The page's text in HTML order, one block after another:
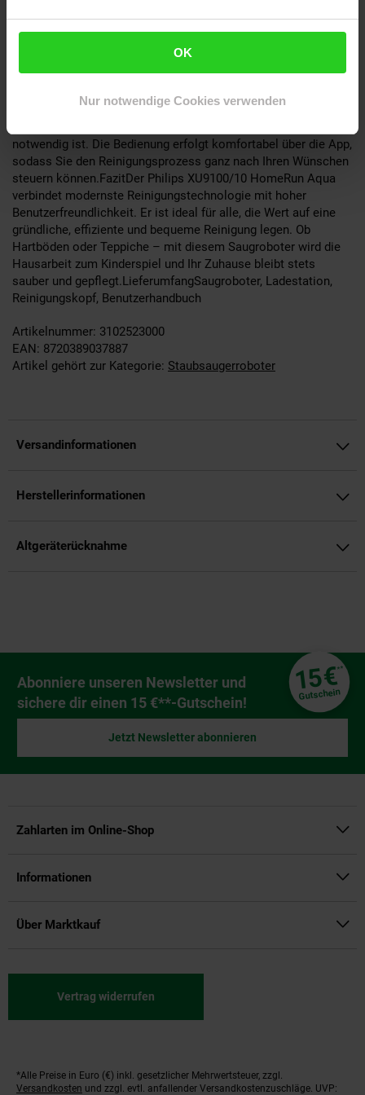
OK
Nur notwendige Cookies verwenden
EPA 11 Filter sorgt für eine hygienische Reinigung, indem er
und einfache HandhabungMit seinen kompakten Maßen von
ca. 9,8 x 36,5 x 36,7 cm passt der runde Saugroboter
problemlos unter Möbel und in enge Ecken. Das
Behältervolumen von 0,22 Litern ist ausreichend für mehrere
notwendig ist. Die Bedienung erfolgt komfortabel über die App,
sodass Sie den Reinigungsprozess ganz nach Ihren Wünschen
steuern können.FazitDer Philips XU9100/10 HomeRun Aqua
verbindet modernste Reinigungstechnologie mit hoher
Benutzerfreundlichkeit. Er ist ideal für alle, die Wert auf eine
gründliche, effiziente und bequeme Reinigung legen. Ob
Hartböden oder Teppiche – mit diesem Saugroboter wird die
Hausarbeit zum Kinderspiel und Ihr Zuhause bleibt stets
sauber und gepflegt.LieferumfangSaugroboter, Ladestation,
Reinigungskopf, Benutzerhandbuch
Artikelnummer: 3102523000
EAN: 8720389037887
Artikel gehört zur Kategorie: Staubsaugerroboter
Versandinformationen
Herstellerinformationen
Altgeräterücknahme
Newsletter Anmeldung
Abonniere unseren Newsletter und
sichere dir einen 15 €**-Gutschein!
15€**
Gutschein
Jetzt Newsletter abonnieren
Zahlarten im Online-Shop
Informationen
Über Marktkauf
Vertrag widerrufen
Fußnoten
*Alle Preise in Euro (€) inkl. gesetzlicher Mehrwertsteuer, zzgl.
Versandkosten und zzgl. evtl. anfallender Versandkostenzuschläge. UVP: